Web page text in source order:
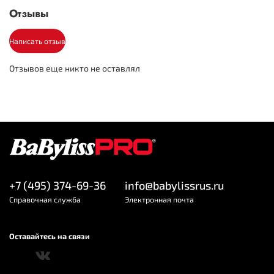
Время работы
Габариты и вес
Отзывы
Написать отзыв
Отзывов еще никто не оставлял
+7 (495) 374-69-36
Cправочная служба
info@babylissrus.ru
Электронная почта
Оставайтесь на связи